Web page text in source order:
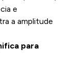
e
a amplitude
para